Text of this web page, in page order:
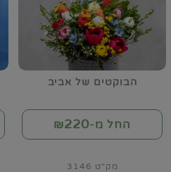
הבוקטים של אביב
החל מ-₪220
מק"ט 3146